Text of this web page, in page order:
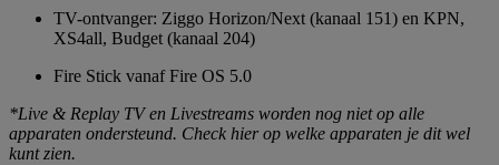
TV-ontvanger: Ziggo Horizon/Next (kanaal 151) en KPN,
XS4all, Budget (kanaal 204)
Fire Stick vanaf Fire OS 5.0
*Live & Replay TV en Livestreams worden nog niet op alle
apparaten ondersteund. Check hier op welke apparaten je dit wel
kunt zien.